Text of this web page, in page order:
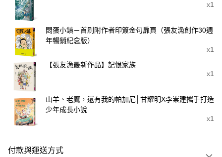
x1
悶蛋小鎮－首刷附作者印簽金句扉頁（張友漁創作30週
年暢銷紀念版）
x1
【張友漁最新作品】記恨家族
x1
山羊、老鷹，還有我的帕加尼│甘耀明X李崇建攜手打造
少年成長小說
x1
付款與運送方式